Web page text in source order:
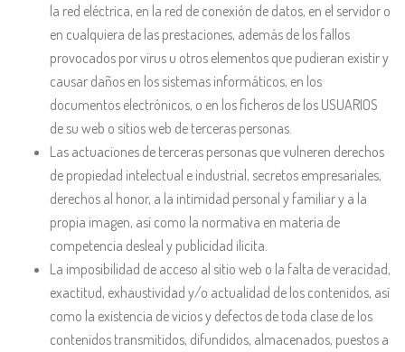
la red eléctrica, en la red de conexión de datos, en el servidor o
en cualquiera de las prestaciones, además de los fallos
provocados por virus u otros elementos que pudieran existir y
causar daños en los sistemas informáticos, en los
documentos electrónicos, o en los ficheros de los USUARIOS
de su web o sitios web de terceras personas.
Las actuaciones de terceras personas que vulneren derechos
de propiedad intelectual e industrial, secretos empresariales,
derechos al honor, a la intimidad personal y familiar y a la
propia imagen, así como la normativa en materia de
competencia desleal y publicidad ilícita.
La imposibilidad de acceso al sitio web o la falta de veracidad,
exactitud, exhaustividad y/o actualidad de los contenidos, así
como la existencia de vicios y defectos de toda clase de los
contenidos transmitidos, difundidos, almacenados, puestos a